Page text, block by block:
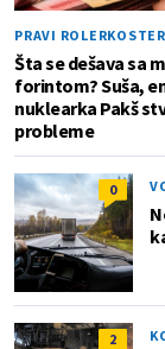
PRAVI ROLERKOSTER
Šta se dešava sa
forintom? Suša,
nuklearka Pakš
probleme
0
2